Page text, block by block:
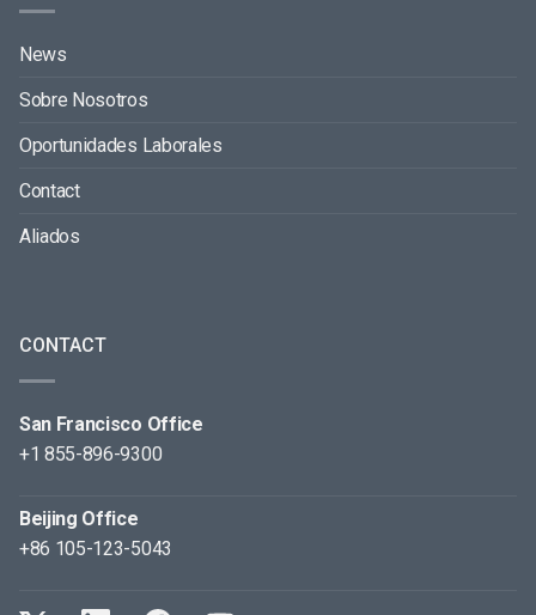
News
Sobre Nosotros
Oportunidades Laborales
Contact
Aliados
CONTACT
San Francisco Office
+1 855-896-9300
Beijing Office
+86 105-123-5043